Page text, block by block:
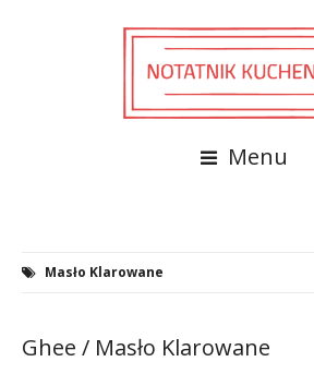
Menu
Masło Klarowane
Ghee / Masło Klarowane